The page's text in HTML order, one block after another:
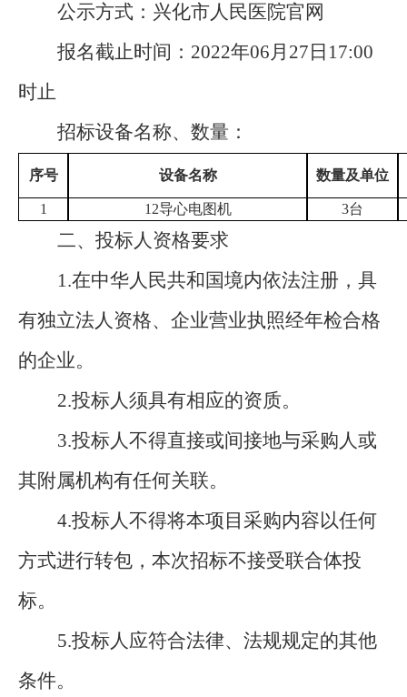
公示方式：兴化市人民医院官网
报名截止时间： 2022年06月 27 日 17:00
时止
招标设备名称、数量：
序号 设备名称 数量及单位
1
12导心电图机 3台
二、投标人资格要求
1.在中华人民共和国境内依法注册，具
有独立法人资格、企业营业执照经年检合格
的企业。
2.投标人须具有相应的资质。
3.投标人不得直接或间接地与采购人或
其附属机构有任何关联。
4.投标人不得将本项目采购内容以任何
方式进行转包，本次招标不接受联合体投
标。
5.投标人应符合法律、法规规定的其他
条件。